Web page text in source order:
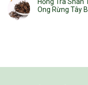
Ong Rừng Tây